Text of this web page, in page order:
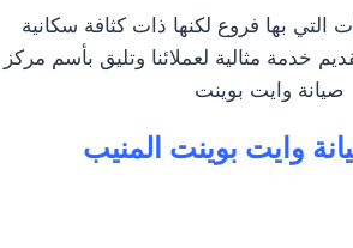
بها فروع لكنها ذات كثافة سكانية
خدمة مثالية لعملائنا وتليق بأسم مركز
صيانة وايت بوينت
وايت بوينت المنيب